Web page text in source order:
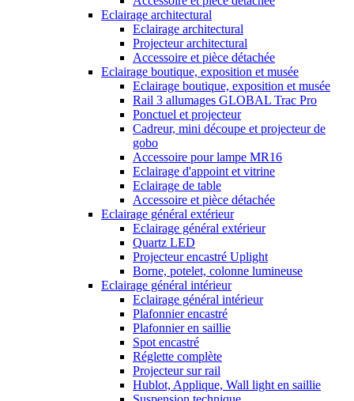
Eclairage architectural
Eclairage architectural
Projecteur architectural
Accessoire et pièce détachée
Eclairage boutique, exposition et musée
Eclairage boutique, exposition et musée
Rail 3 allumages GLOBAL Trac Pro
Ponctuel et projecteur
Cadreur, mini découpe et projecteur de
gobo
Accessoire pour lampe MR16
Eclairage d'appoint et vitrine
Eclairage de table
Accessoire et pièce détachée
Eclairage général extérieur
Eclairage général extérieur
Quartz LED
Projecteur encastré Uplight
Borne, potelet, colonne lumineuse
Eclairage général intérieur
Eclairage général intérieur
Plafonnier encastré
Plafonnier en saillie
Spot encastré
Réglette complète
Projecteur sur rail
Hublot, Applique, Wall light en saillie